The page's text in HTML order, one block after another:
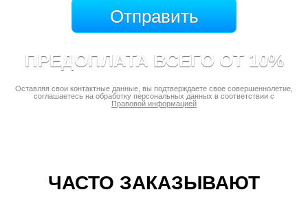
ПРЕДОПЛАТА ВСЕГО ОТ 10%
Оставляя свои контактные данные, вы подтверждаете свое совершеннолетие,
соглашаетесь на обработку персональных данных в соответствии с
Правовой информацией
ЧАСТО ЗАКАЗЫВАЮТ